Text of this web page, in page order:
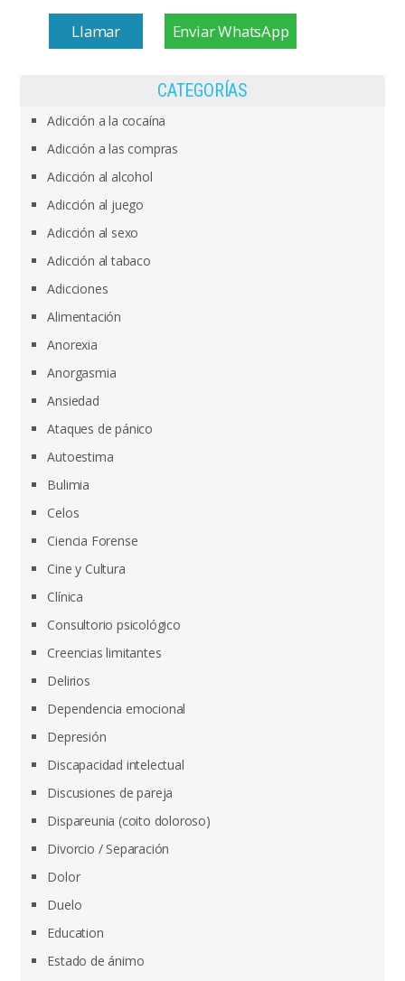
Llamar Enviar WhatsApp
CATEGORÍAS
Adicción a la cocaína
Adicción a las compras
Adicción al alcohol
Adicción al juego
Adicción al sexo
Adicción al tabaco
Adicciones
Alimentación
Anorexia
Anorgasmia
Ansiedad
Ataques de pánico
Autoestima
Bulimia
Celos
Ciencia Forense
Cine y Cultura
Clínica
Consultorio psicológico
Creencias limitantes
Delirios
Dependencia emocional
Depresión
Discapacidad intelectual
Discusiones de pareja
Dispareunia (coito doloroso)
Divorcio / Separación
Dolor
Duelo
Education
Estado de ánimo